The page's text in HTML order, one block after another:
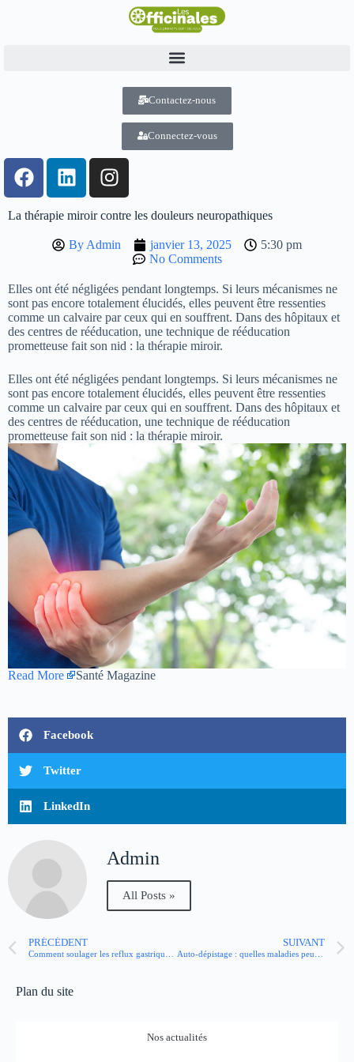
Contactez-nous
Connectez-vous
La thérapie miroir contre les douleurs neuropathiques
By Admin janvier 13, 2025
5:30 pm
No Comments
Elles ont été négligées pendant longtemps. Si leurs mécanismes ne
sont pas encore totalement élucidés, elles peuvent être ressenties
comme un calvaire par ceux qui en souffrent. Dans des hôpitaux et
des centres de rééducation, une technique de rééducation
prometteuse fait son nid : la thérapie miroir.
Elles ont été négligées pendant longtemps. Si leurs mécanismes ne
sont pas encore totalement élucidés, elles peuvent être ressenties
comme un calvaire par ceux qui en souffrent. Dans des hôpitaux et
des centres de rééducation, une technique de rééducation
prometteuse fait son nid : la thérapie miroir.
Read More Santé Magazine
Facebook
Twitter
LinkedIn
Admin
All Posts »
PRÉCÉDENT SUIVANT
Plan du site
Nos actualités